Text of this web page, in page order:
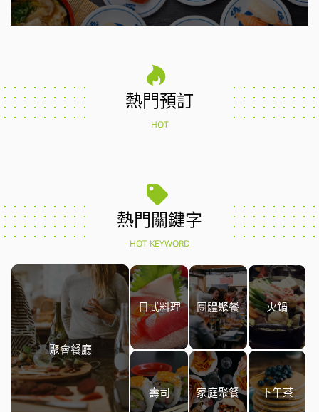
熱門預訂
HOT
熱門關鍵字
HOT KEYWORD
聚會餐廳
日式料理 團體聚餐 火鍋
壽司 家庭聚餐 下午茶